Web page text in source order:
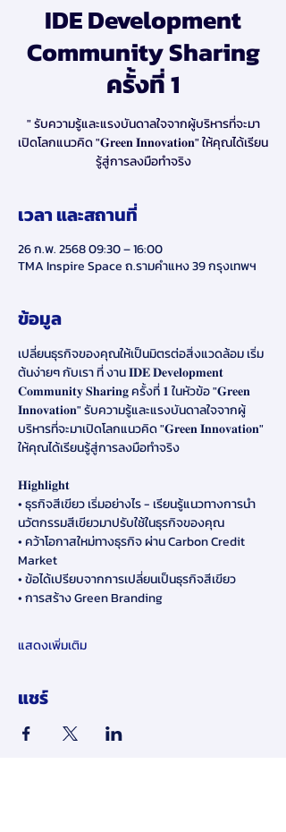
IDE Development
Community Sharing
ครั้งที่ 1
" รับความรู้และแรงบันดาลใจจากผู้บริหารที่จะมา
เปิดโลกแนวคิด "𝐆𝐫𝐞𝐞𝐧 𝐈𝐧𝐧𝐨𝐯𝐚𝐭𝐢𝐨𝐧" ให้คุณได้เรียน
รู้สู่การลงมือทำจริง
เวลา และสถานที่
26 ก.พ. 2568 09:30 – 16:00
TMA Inspire Space ถ.รามคำแหง 39 กรุงเทพฯ
ข้อมูล
เปลี่ยนธุรกิจของคุณให้เป็นมิตรต่อสิ่งแวดล้อม เริ่ม
ต้นง่ายๆ กับเรา ที่ งาน 𝐈𝐃𝐄 𝐃𝐞𝐯𝐞𝐥𝐨𝐩𝐦𝐞𝐧𝐭
𝐂𝐨𝐦𝐦𝐮𝐧𝐢𝐭𝐲 𝐒𝐡𝐚𝐫𝐢𝐧𝐠 ครั้งที่ 𝟏 ในหัวข้อ "𝐆𝐫𝐞𝐞𝐧
𝐈𝐧𝐧𝐨𝐯𝐚𝐭𝐢𝐨𝐧" รับความรู้และแรงบันดาลใจจากผู้
บริหารที่จะมาเปิดโลกแนวคิด "𝐆𝐫𝐞𝐞𝐧 𝐈𝐧𝐧𝐨𝐯𝐚𝐭𝐢𝐨𝐧"
ให้คุณได้เรียนรู้สู่การลงมือทำจริง
𝐇𝐢𝐠𝐡𝐥𝐢𝐠𝐡𝐭
• ธุรกิจสีเขียว เริ่มอย่างไร - เรียนรู้แนวทางการนำ
นวัตกรรมสีเขียวมาปรับใช้ในธุรกิจของคุณ
• คว้าโอกาสใหม่ทางธุรกิจ ผ่าน Carbon Credit
Market
• ข้อได้เปรียบจากการเปลี่ยนเป็นธุรกิจสีเขียว
• การสร้าง Green Branding
แสดงเพิ่มเติม
แชร์